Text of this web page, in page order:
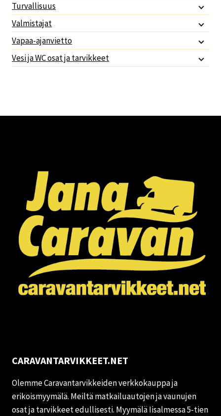
Turvallisuus
Valmistajat
Vapaa-ajanvietto
Vesi ja WC osat ja tarvikkeet
CARAVANTARVIKKEET.NET
Olemme Caravantarvikkeiden verkkokauppa ja
erikoismyymälä. Meiltä matkailuautojen ja vaunujen
osat ja tarvikkeet edullisesti. Myymälä Iisalmessa 5-tien